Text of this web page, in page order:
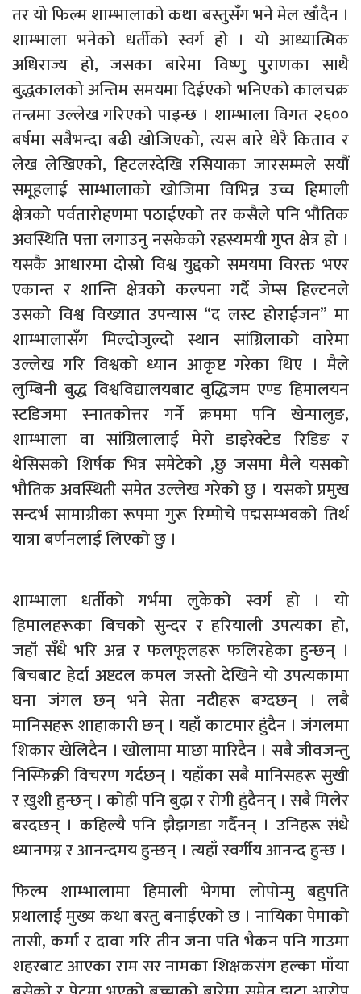
तर यो फिल्म शाम्भालाको कथा बस्तुसँग भने मेल खाँदैन ।
शाम्भाला भनेको धर्तीको स्वर्ग हो । यो आध्यात्मिक
अधिराज्य हो, जसका बारेमा विष्णु पुराणका साथै
बुद्धकालको अन्तिम समयमा दिईएको भनिएको कालचक्र
तन्त्रमा उल्लेख गरिएको पाइन्छ । शाम्भाला विगत २६००
बर्षमा सबैभन्दा बढी खोजिएको, त्यस बारे धेरै किताव र
लेख लेखिएको, हिटलरदेखि रसियाका जारसम्मले सयौं
समूहलाई साम्भालाको खोजिमा विभिन्न उच्च हिमाली
क्षेत्रको पर्वतारोहणमा पठाईएको तर कसैले पनि भौतिक
अवस्थिति पत्ता लगाउनु नसकेको रहस्यमयी गुप्त क्षेत्र हो ।
यसकै आधारमा दोस्रो विश्व युद्दको समयमा विरक्त भएर
एकान्त र शान्ति क्षेत्रको कल्पना गर्दै जेम्स हिल्टनले
उसको विश्व विख्यात उपन्यास “द लस्ट होराईजन” मा
शाम्भालासँग मिल्दोजुल्दो स्थान सांग्रिलाको वारेमा
उल्लेख गरि विश्वको ध्यान आकृष्ट गरेका थिए । मैले
लुम्बिनी बुद्ध विश्वविद्यालयबाट बुद्धिजम एण्ड हिमालयन
स्टडिजमा स्नातकोत्तर गर्ने क्रममा पनि खेन्पालुङ,
शाम्भाला वा सांग्रिलालाई मेरो डाइरेक्टेड रिडिङ र
थेसिसको शिर्षक भित्र समेटेको ,छु जसमा मैले यसको
भौतिक अवस्थिती समेत उल्लेख गरेको छु । यसको प्रमुख
सन्दर्भ सामाग्रीका रूपमा गुरू रिम्पोचे पद्मसम्भवको तिर्थ
यात्रा बर्णनलाई लिएको छु ।
शाम्भाला धर्तीको गर्भमा लुकेको स्वर्ग हो । यो
हिमालहरूका बिचको सुन्दर र हरियाली उपत्यका हो,
जहॉं सँधै भरि अन्न र फलफूलहरू फलिरहेका हुन्छन् ।
बिचबाट हेर्दा अष्टदल कमल जस्तो देखिने यो उपत्यकामा
घना जंगल छन् भने सेता नदीहरू बग्दछन् । लबै
मानिसहरू शाहाकारी छन् । यहाँ काटमार हुंदैन । जंगलमा
शिकार खेलिदैन । खोलामा माछा मारिदैन । सबै जीवजन्तु
निस्फिक्री विचरण गर्दछन् । यहाँका सबै मानिसहरू सुखी
र ख़ुशी हुन्छन् । कोही पनि बुढ़ा र रोगी हुंदैनन् । सबै मिलेर
बस्दछन् । कहिल्यै पनि झैझगडा गर्दैनन् । उनिहरू संधै
ध्यानमग्न र आनन्दमय हुन्छन् । त्यहाँ स्वर्गीय आनन्द हुन्छ ।
फिल्म शाम्भालामा हिमाली भेगमा लोपोन्मु बहुपति
प्रथालाई मुख्य कथा बस्तु बनाईएको छ । नायिका पेमाको
तासी, कर्मा र दावा गरि तीन जना पति भैकन पनि गाउमा
शहरबाट आएका राम सर नामका शिक्षकसंग हल्का माँया